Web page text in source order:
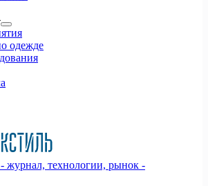
одежде
журнал, технологии, рынок -